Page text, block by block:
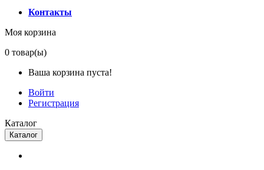
Контакты
Моя корзина
0 товар(ы)
Ваша корзина пуста!
Войти
Регистрация
Каталог
Каталог